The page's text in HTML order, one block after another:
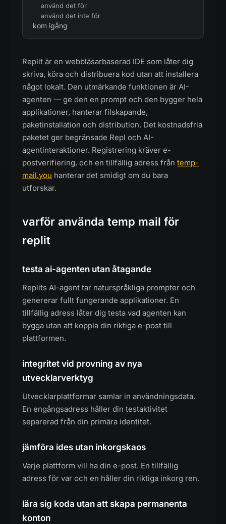
använd det för
använd det inte för
kom igång
Replit är en webbläsarbaserad IDE som låter dig
skriva, köra och distribuera kod utan att installera
något lokalt. Den utmärkande funktionen är AI-
agenten — ge den en prompt och den bygger hela
applikationer, hanterar filskapande,
paketinstallation och distribution. Det kostnadsfria
paketet ger begränsade Repl och AI-
agentinteraktioner. Registrering kräver e-
postverifiering, och en tillfällig adress från temp-
mail.you hanterar det smidigt om du bara
utforskar.
varför använda temp mail för
replit
testa ai-agenten utan åtagande
Replits AI-agent tar naturspråkliga prompter och
genererar fullt fungerande applikationer. En
tillfällig adress låter dig testa vad agenten kan
bygga utan att koppla din riktiga e-post till
plattformen.
integritet vid provning av nya
utvecklarverktyg
Utvecklarplattformar samlar in användningsdata.
En engångsadress håller din testaktivitet
separerad från din primära identitet.
jämföra ides utan inkorgskaos
Varje plattform vill ha din e-post. En tillfällig
adress för var och en håller din riktiga inkorg ren.
lära sig koda utan att skapa permanenta
konton